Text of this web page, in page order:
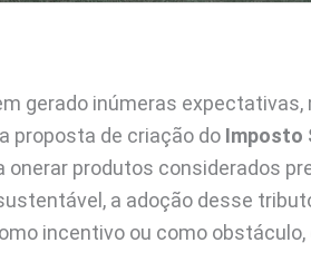
gerado inúmeras
proposta de criação do Imposto
onerar produtos considerados
a adoção desse
incentivo ou como obstáculo,